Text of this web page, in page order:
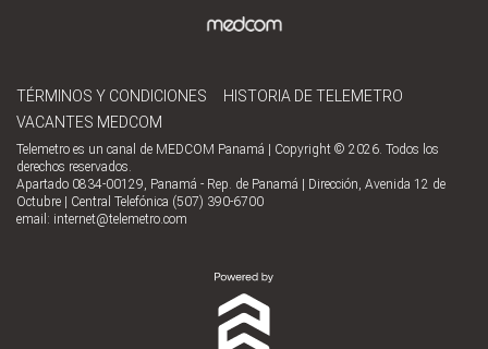
TÉRMINOS Y CONDICIONES
HISTORIA DE TELEMETRO
VACANTES MEDCOM
Telemetro es un canal de MEDCOM Panamá | Copyright © 2026. Todos los
derechos reservados.
Apartado 0834-00129, Panamá - Rep. de Panamá | Dirección, Avenida 12 de
Octubre | Central Telefónica (507) 390-6700
email: internet@telemetro.com